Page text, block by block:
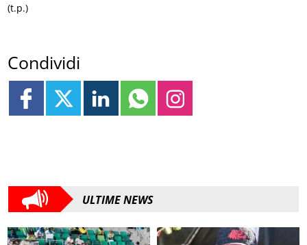
(t.p.)
Condividi
ULTIME NEWS